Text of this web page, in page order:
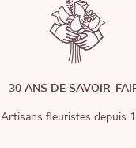
30 ANS DE SAVOIR-
Artisans fleuristes depuis